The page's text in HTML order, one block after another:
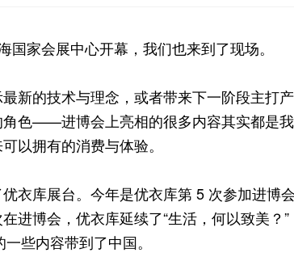
家会展中心开幕，我们也来到了现场。
新的技术与理念，或者带来下一阶段主打
色——进博会上亮相的很多内容其实都是
以拥有的消费与体验。
衣库展台。今年是优衣库第 5 次参加进博会
在进博会，优衣库延续了“生活，何以致美？
些内容带到了中国。